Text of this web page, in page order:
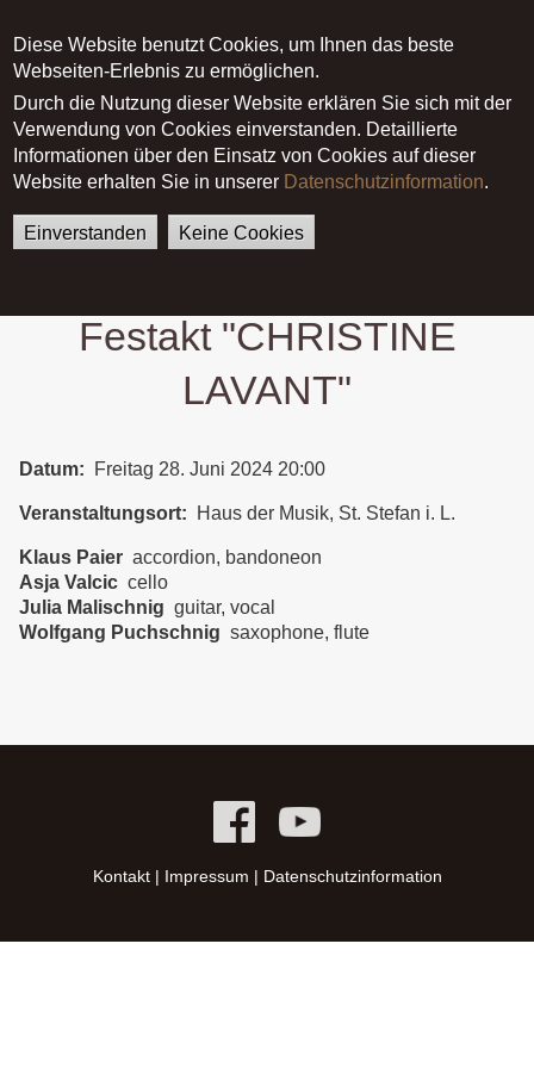
Diese Website benutzt Cookies, um Ihnen das beste
Webseiten-Erlebnis zu ermöglichen.
Durch die Nutzung dieser Website erklären Sie sich mit der
Verwendung von Cookies einverstanden. Detaillierte
Informationen über den Einsatz von Cookies auf dieser
Website erhalten Sie in unserer Datenschutzinformation.
Einverstanden Keine Cookies
Main menu
German English
Startseite
Termine
Colours of Carinthia @ Festakt
"CHRISTINE LAVANT"
Festakt "CHRISTINE
LAVANT"
Datum Freitag 28. Juni 2024 20:00
Veranstaltungsort Haus der Musik, St. Stefan i. L.
Klaus Paier accordion, bandoneon
Asja Valcic cello
Julia Malischnig guitar, vocal
Wolfgang Puchschnig saxophone, flute
Kontakt| Impressum | Datenschutzinformation